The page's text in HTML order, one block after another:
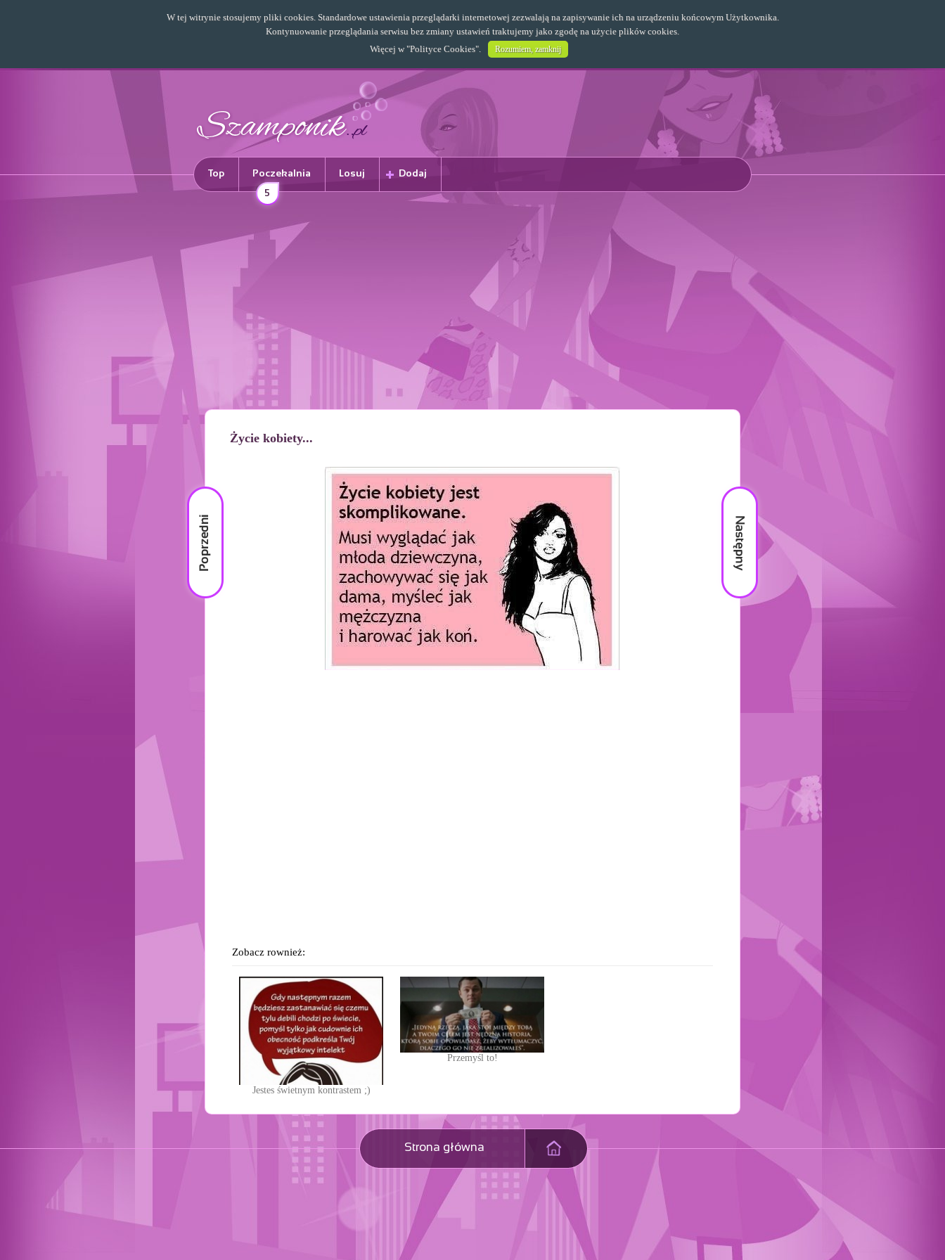
Top Poczekalnia
5
Losuj Dodaj
Życie kobiety...
materiał
materiał
Zobacz rownież:
Jestes świetnym kontrastem ;)
Przemyśl to!
Strona główna
W tej witrynie stosujemy pliki cookies. Standardowe ustawienia przeglądarki internetowej zezwalają na zapisywanie ich na urządzeniu końcowym Użytkownika.
Kontynuowanie przeglądania serwisu bez zmiany ustawień traktujemy jako zgodę na użycie plików cookies.
Więcej w "Polityce Cookies". Rozumiem, zamknij